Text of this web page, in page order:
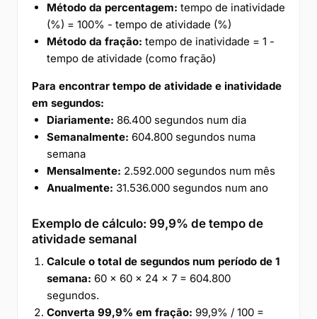
Método da percentagem: tempo de inatividade
(%) = 100% - tempo de atividade (%)
Método da fração: tempo de inatividade = 1 -
tempo de atividade (como fração)
Para encontrar tempo de atividade e inatividade
em segundos:
Diariamente: 86.400 segundos num dia
Semanalmente: 604.800 segundos numa
semana
Mensalmente: 2.592.000 segundos num mês
Anualmente: 31.536.000 segundos num ano
Exemplo de cálculo: 99,9% de tempo de
atividade semanal
Calcule o total de segundos num período de 1
semana: 60 × 60 × 24 × 7 = 604.800
segundos.
Converta 99,9% em fração: 99,9% / 100 =